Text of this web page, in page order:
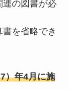
連の図書が必
を省略でき
）年4月に施